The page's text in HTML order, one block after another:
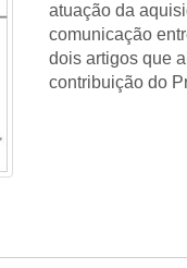
atuação da
comunicação
dois artigos que
contribuição do